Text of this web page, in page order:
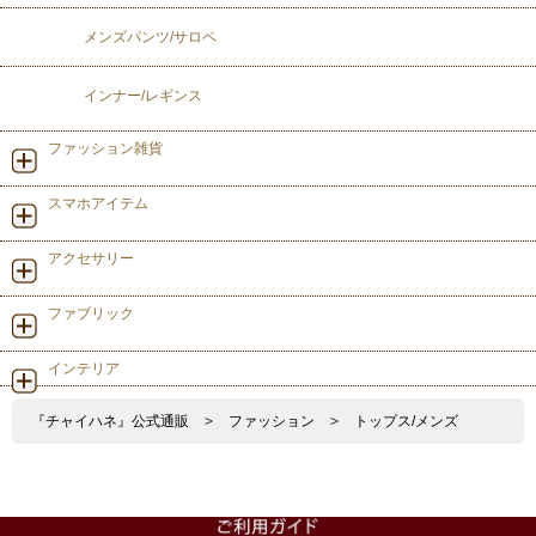
メンズパンツ/サロペ
インナー/レギンス
ファッション雑貨
スマホアイテム
アクセサリー
ファブリック
インテリア
『チャイハネ』公式通販 > ファッション > トップス/メンズ